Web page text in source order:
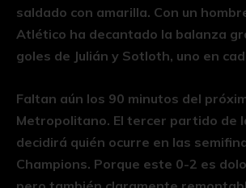
saldado con amarilla. Con un
Atlético ha decantado la balanza
goles de Julián y Sotloth, uno en
Faltan aún los 90 minutos del
Metropolitano. El tercer partido de
decidirá quién ocurre en las
Champions. Porque este 0-2 es